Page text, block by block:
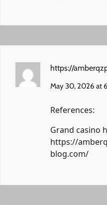
https://
May 30, 2026 at
References:
Grand casino
https://
blog.com/